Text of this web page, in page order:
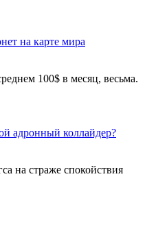
на карте мира
100$ в месяц, весьма.
адронный коллайдер?
на страже спокойствия